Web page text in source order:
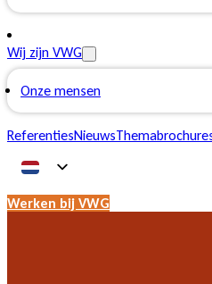
Wij zijn VWG
Onze mensen
ReferentiesNieuws
Werken bij VWG